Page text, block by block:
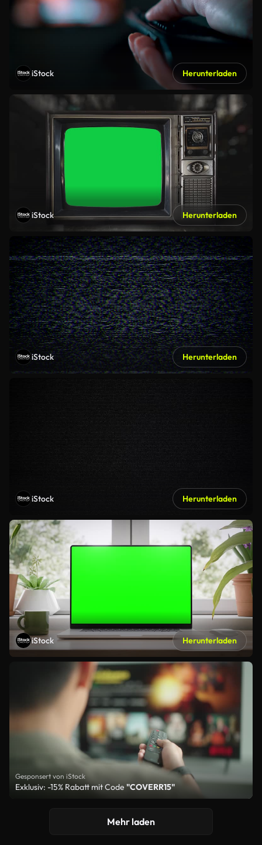
iStock Herunterladen
iStock Herunterladen
iStock Herunterladen
iStock Herunterladen
iStock Herunterladen
Gesponsert von iStock
Exklusiv: -15% Rabatt mit Code "COVERR15"
Mehr laden